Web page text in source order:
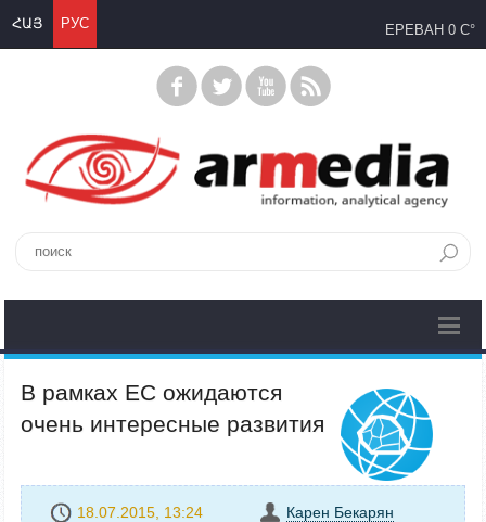
ՀԱՅ РУС ЕРЕВАН 0 C°
В рамках ЕС ожидаются
очень интересные развития
18.07.2015, 13:24
Карен Бекарян